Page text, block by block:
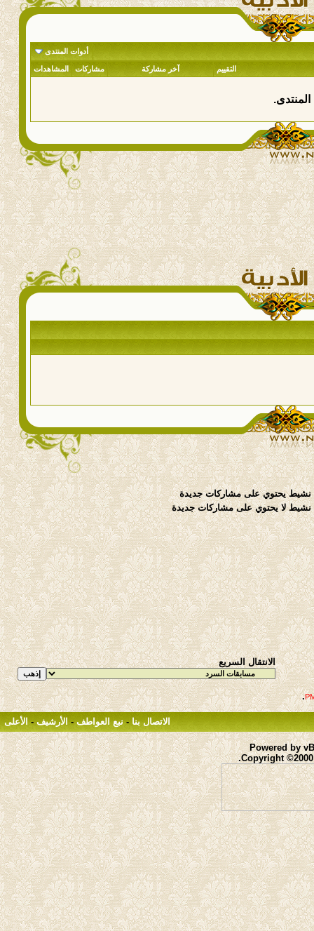
أدوات المنتدى
التقييم آخر مشاركة مشاركات المشاهدات
يحتوي على مشاركات جديدة
لا يحتوي على مشاركات جديدة
الانتقال السريع
.
الاتصال بنا - نبع العواطف - الأرشيف - الأعلى
Powered by
Copyright